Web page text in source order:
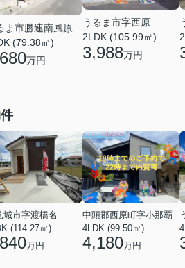
ま市勝連南風原
(79.38㎡)
万円
うるま市字西原
2LDK (105.99㎡)
3,988万円
城市字渡橋名
(114.27㎡)
万円
中頭郡西原町字小那覇
4LDK (99.50㎡)
4,180万円